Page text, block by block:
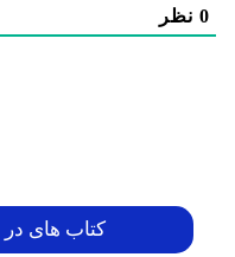
0 نظر
کتاب های